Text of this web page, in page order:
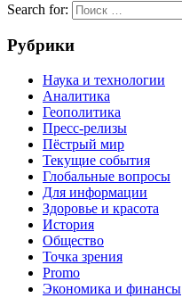
Search for:
Рубрики
Наука и технологии
Аналитика
Геополитика
Пресс-релизы
Пёстрый мир
Текущие события
Глобальные вопросы
Для информации
Здоровье и красота
История
Общество
Точка зрения
Promo
Экономика и финансы